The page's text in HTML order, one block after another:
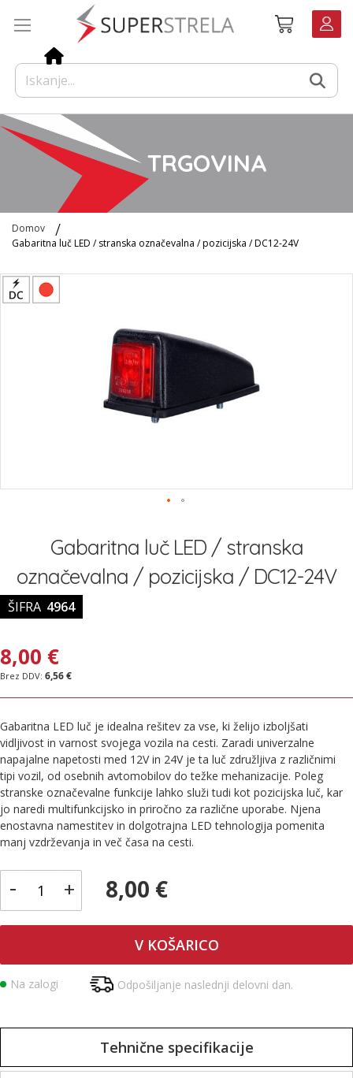
Košarica
TRGOVINA
Domov
Gabaritna luč LED / stranska označevalna / pozicijska / DC12-24V
Preskoči
na
Gabaritna luč LED / stranska
označevalna / pozicijska / DC12-24V
ŠIFRA 4964
8,00 €
6,56 €
Gabaritna LED luč je idealna rešitev za vse, ki želijo izboljšati
vidljivost in varnost svojega vozila na cesti. Zaradi univerzalne
napajalne napetosti med 12V in 24V je ta luč združljiva z različnimi
tipi vozil, od osebnih avtomobilov do težke mehanizacije. Poleg
stranske označevalne funkcije lahko služi tudi kot pozicijska luč, kar
jo naredi multifunkcijsko in priročno za različne uporabe. Njena
enostavna namestitev in dolgotrajna LED tehnologija pomenita
manj vzdrževanja in več časa na cesti.
- + 8,00 €
V KOŠARICO
Na zalogi Odpošiljanje naslednji delovni dan.
Tehnične specifikacije